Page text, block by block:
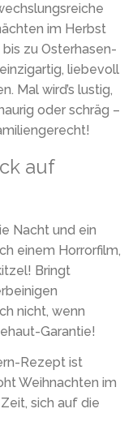
im Herbst
zu Osterhasen-
liebevoll
Mal wird’s lustig,
oder schräg –
auf
Nacht und ein
einem Horrorfilm,
Bringt
nicht, wenn
Garantie!
Rezept ist
Weihnachten im
sich auf die